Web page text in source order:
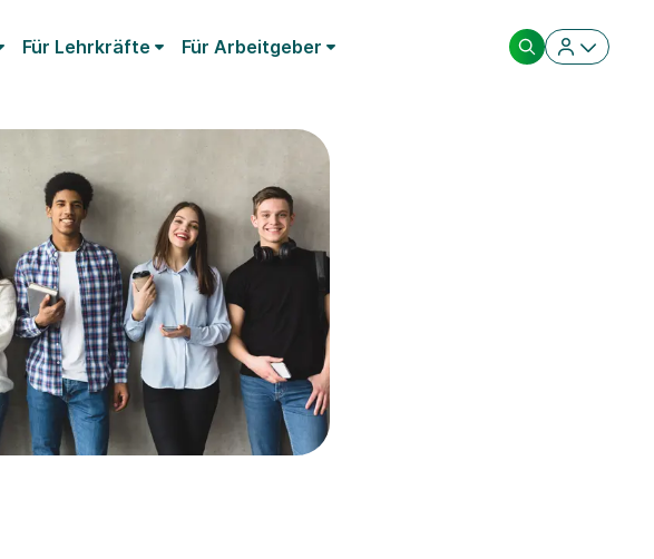
Für Lehrkräfte Für Arbeitgeber